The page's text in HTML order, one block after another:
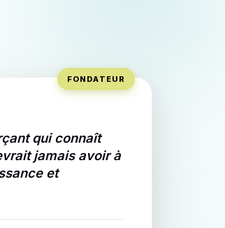
FONDATEUR
qui connaît
jamais avoir à
et